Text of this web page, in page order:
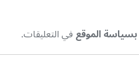
بسياسة الموقعفي التعليقات.